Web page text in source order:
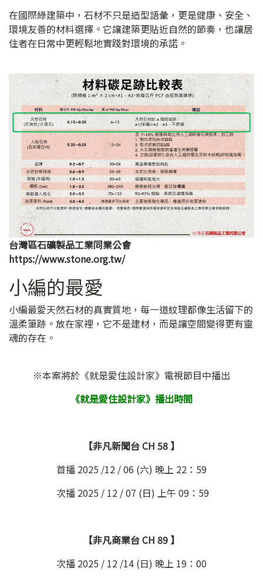
在國際綠建築中，石材不只是造型語彙，更是健康、安全、
環境友善的材料選擇。它讓建築更貼近自然的節奏，也讓居
住者在日常中更輕鬆地實踐對環境的承諾。
台灣區石礦製品工業同業公會
https://www.stone.org.tw/
小編的最愛
小編最愛天然石材的真實質地，每一道紋理都像生活留下的
溫柔筆跡。放在家裡，它不是建材，而是讓空間變得更有靈
魂的存在。
※本案將於《就是愛住設計家》電視節目中播出
《就是愛住設計家》播出時間
【非凡新聞台 CH 58 】
首播 2025 /12 / 06 (六) 晚上 22：59
次播 2025 / 12 / 07 (日) 上午 09：59
【非凡商業台 CH 89 】
次播 2025 / 12 /14 (日) 晚上 19：00